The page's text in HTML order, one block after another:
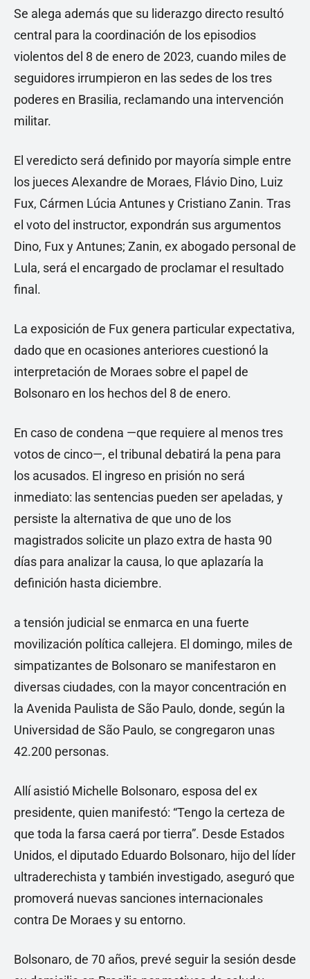
Se alega además que su liderazgo directo resultó
central para la coordinación de los episodios
violentos del 8 de enero de 2023, cuando miles de
seguidores irrumpieron en las sedes de los tres
poderes en Brasilia, reclamando una intervención
militar.
El veredicto será definido por mayoría simple entre
los jueces Alexandre de Moraes, Flávio Dino, Luiz
Fux, Cármen Lúcia Antunes y Cristiano Zanin. Tras
el voto del instructor, expondrán sus argumentos
Dino, Fux y Antunes; Zanin, ex abogado personal de
Lula, será el encargado de proclamar el resultado
final.
La exposición de Fux genera particular expectativa,
dado que en ocasiones anteriores cuestionó la
interpretación de Moraes sobre el papel de
Bolsonaro en los hechos del 8 de enero.
En caso de condena —que requiere al menos tres
votos de cinco—, el tribunal debatirá la pena para
los acusados. El ingreso en prisión no será
inmediato: las sentencias pueden ser apeladas, y
persiste la alternativa de que uno de los
magistrados solicite un plazo extra de hasta 90
días para analizar la causa, lo que aplazaría la
definición hasta diciembre.
a tensión judicial se enmarca en una fuerte
movilización política callejera. El domingo, miles de
simpatizantes de Bolsonaro se manifestaron en
diversas ciudades, con la mayor concentración en
la Avenida Paulista de São Paulo, donde, según la
Universidad de São Paulo, se congregaron unas
42.200 personas.
Allí asistió Michelle Bolsonaro, esposa del ex
presidente, quien manifestó: “Tengo la certeza de
que toda la farsa caerá por tierra”. Desde Estados
Unidos, el diputado Eduardo Bolsonaro, hijo del líder
ultraderechista y también investigado, aseguró que
promoverá nuevas sanciones internacionales
contra De Moraes y su entorno.
Bolsonaro, de 70 años, prevé seguir la sesión desde